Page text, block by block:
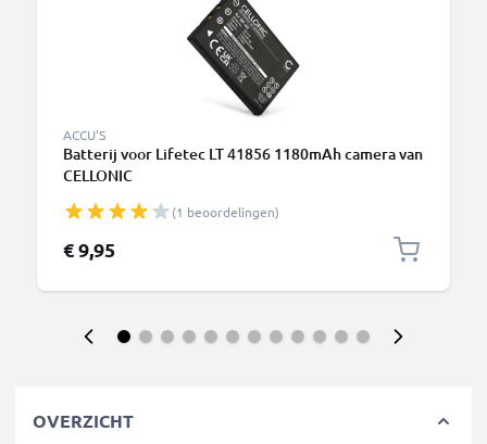
ACCU'S
Batterij voor Lifetec LT 41856 1180mAh camera van
CELLONIC
(1 beoordelingen)
€ 9,95
OVERZICHT